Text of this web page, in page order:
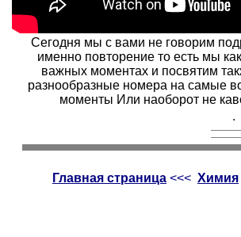
Сегодня мы с вами не говорим
именно повторение то есть мы
важных моментах и посвятим
разнообразные номера на самые
моменты Или наоборот не
.
Главная страница <<< Химия